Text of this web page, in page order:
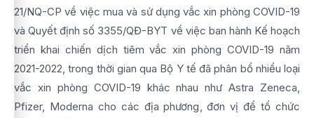
21/NQ-CP về việc mua và sử dụng vắc xin phòng COVID-19
và Quyết định số 3355/QĐ-BYT về việc ban hành Kế hoạch
triển khai chiến dịch tiêm vắc xin phòng COVID-19 năm
2021-2022, trong thời gian qua Bộ Y tế đã phân bổ nhiểu loại
vắc xin phòng COVID-19 khác nhau như Astra Zeneca,
Pfizer, Moderna cho các địa phương, đơn vị để tổ chức